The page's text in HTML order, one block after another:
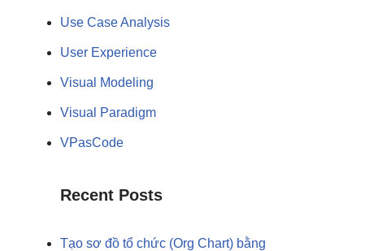
Use Case Analysis
User Experience
Visual Modeling
Visual Paradigm
VPasCode
Recent Posts
Tạo sơ đồ tổ chức (Org Chart) bằng